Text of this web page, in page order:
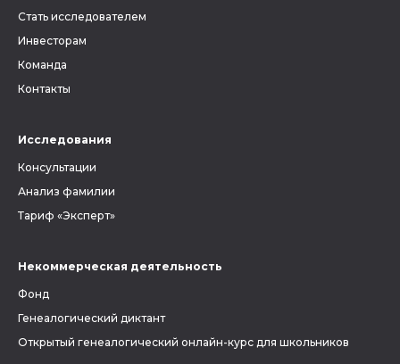
Стать исследователем
Инвесторам
Команда
Контакты
Исследования
Консультации
Анализ фамилии
Тариф «Эксперт»
Некоммерческая деятельность
Фонд
Генеалогический диктант
Открытый генеалогический онлайн-курс для школьников